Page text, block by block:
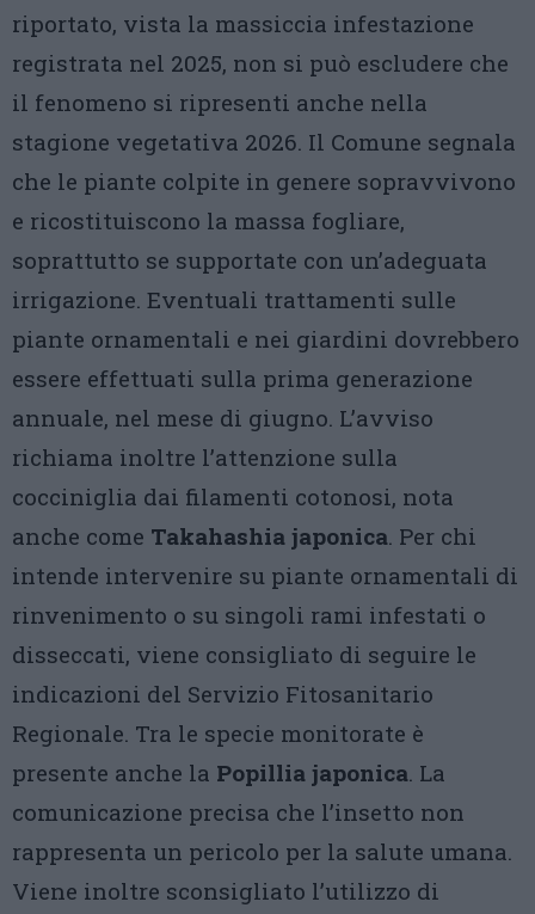
riportato, vista la massiccia infestazione
registrata nel 2025, non si può escludere che
il fenomeno si ripresenti anche nella
stagione vegetativa 2026. Il Comune segnala
che le piante colpite in genere sopravvivono
e ricostituiscono la massa fogliare,
soprattutto se supportate con un’adeguata
irrigazione. Eventuali trattamenti sulle
piante ornamentali e nei giardini dovrebbero
essere effettuati sulla prima generazione
annuale, nel mese di giugno. L’avviso
richiama inoltre l’attenzione sulla
cocciniglia dai filamenti cotonosi, nota
anche come Takahashia japonica. Per chi
intende intervenire su piante ornamentali di
rinvenimento o su singoli rami infestati o
disseccati, viene consigliato di seguire le
indicazioni del Servizio Fitosanitario
Regionale. Tra le specie monitorate è
presente anche la Popillia japonica. La
comunicazione precisa che l’insetto non
rappresenta un pericolo per la salute umana.
Viene inoltre sconsigliato l’utilizzo di